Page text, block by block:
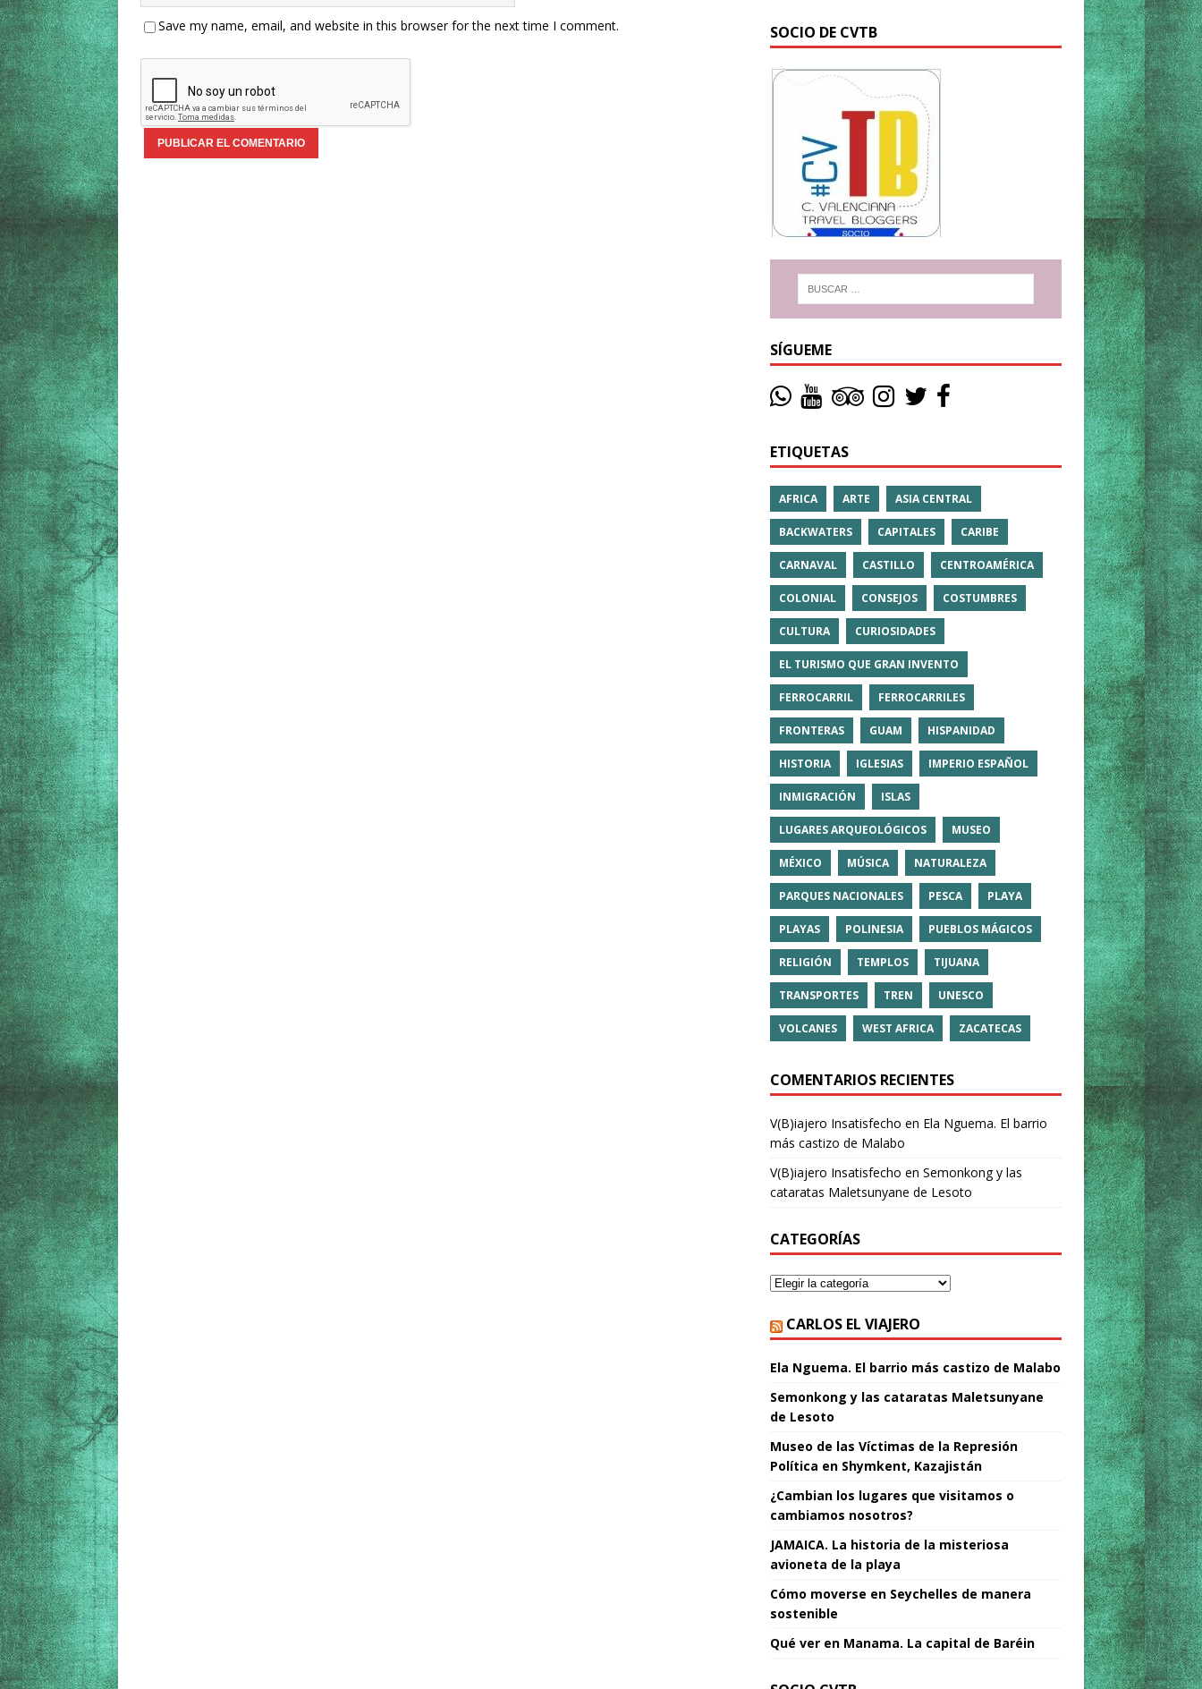
Save my name, email, and website in this browser for the next time I comment. SOCIO DE CVTB
SÍGUEME
ETIQUETAS
AFRICA ARTE ASIA CENTRAL
BACKWATERS CAPITALES CARIBE
CARNAVAL CASTILLO CENTROAMÉRICA
COLONIAL CONSEJOS COSTUMBRES
CULTURA CURIOSIDADES
EL TURISMO QUE GRAN INVENTO
FERROCARRIL FERROCARRILES
FRONTERAS GUAM HISPANIDAD
HISTORIA IGLESIAS IMPERIO ESPAÑOL
INMIGRACIÓN ISLAS
LUGARES ARQUEOLÓGICOS MUSEO
MÉXICO MÚSICA NATURALEZA
PARQUES NACIONALES PESCA PLAYA
PLAYAS POLINESIA PUEBLOS MÁGICOS
RELIGIÓN TEMPLOS TIJUANA
TRANSPORTES TREN UNESCO
VOLCANES WEST AFRICA ZACATECAS
COMENTARIOS RECIENTES
V(B)iajero Insatisfecho en Ela Nguema. El barrio
más castizo de Malabo
V(B)iajero Insatisfecho en Semonkong y las
cataratas Maletsunyane de Lesoto
CATEGORÍAS
CARLOS EL VIAJERO
Ela Nguema. El barrio más castizo de Malabo
Semonkong y las cataratas Maletsunyane
de Lesoto
Museo de las Víctimas de la Represión
Política en Shymkent, Kazajistán
¿Cambian los lugares que visitamos o
cambiamos nosotros?
JAMAICA. La historia de la misteriosa
avioneta de la playa
Cómo moverse en Seychelles de manera
sostenible
Qué ver en Manama. La capital de Baréin